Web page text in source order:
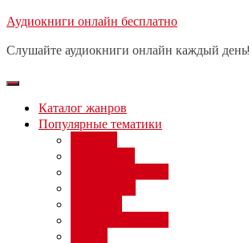
Перейти
содержимому
Аудиокниги онлайн бесплатно
Слушайте аудиокниги онлайн каждый день!
Каталог жанров
Популярные тематики
Бесплатный вебинар: заработок
день